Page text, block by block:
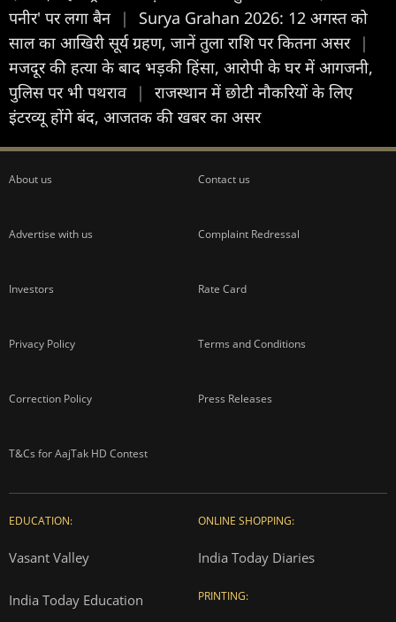
पनीर' पर लगा बैन |
Surya Grahan 2026: 12 अगस्त को
साल का आखिरी सूर्य ग्रहण, जानें तुला राशि पर कितना असर |
मजदूर की हत्या के बाद भड़की हिंसा, आरोपी के घर में आगजनी,
पुलिस पर भी पथराव |
राजस्थान में छोटी नौकरियों के लिए
इंटरव्यू होंगे बंद, आजतक की खबर का असर
About us Contact us
Advertise with us Complaint Redressal
Investors Rate Card
Privacy Policy Terms and Conditions
Correction Policy Press Releases
T&Cs for AajTak HD Contest
EDUCATION:
Vasant Valley
India Today Education
ONLINE SHOPPING:
India Today Diaries
PRINTING: